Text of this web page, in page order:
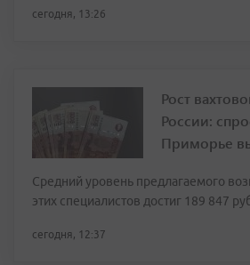
сегодня, 13:26
Рост
России:
Приморье
Средний уровень предлагаемого
этих специалистов достиг 189 847
сегодня, 12:37